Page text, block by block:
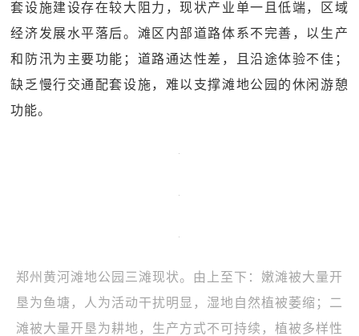
套设施建设存在较大阻力，现状产业单一且低端，区域
经济发展水平落后。滩区内部道路体系不完善，以生产
和防汛为主要功能；道路通达性差，且沿途体验不佳；
缺乏慢行交通配套设施，难以支撑滩地公园的休闲游憩
功能。
郑州黄河滩地公园三滩现状。由上至下：嫩滩被大量开
垦为鱼塘，人为活动干扰明显，湿地自然植被萎缩；二
滩被大量开垦为耕地，生产方式不可持续，植被多样性